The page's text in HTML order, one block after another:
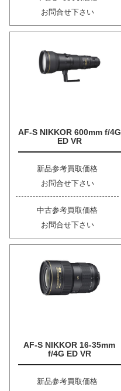
お問合せ下さい
AF-S NIKKOR 600mm f/4G
ED VR
新品参考買取価格
お問合せ下さい
中古参考買取価格
お問合せ下さい
AF-S NIKKOR 16-35mm
f/4G ED VR
新品参考買取価格